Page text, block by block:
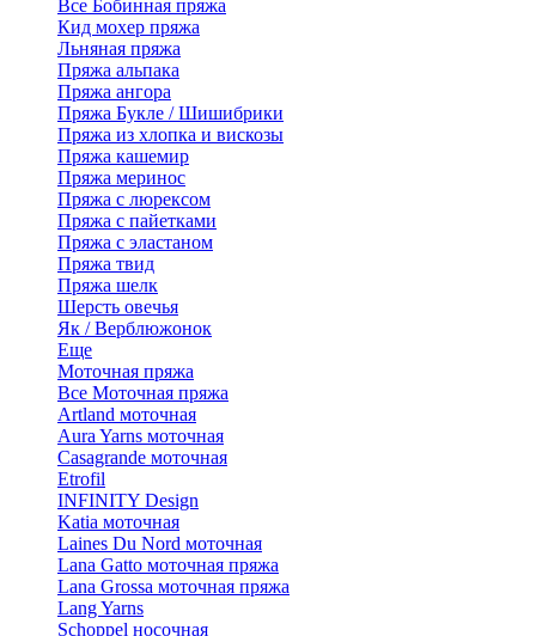
Все Бобинная пряжа
Кид мохер пряжа
Льняная пряжа
Пряжа альпака
Пряжа ангора
Пряжа Букле / Шишибрики
Пряжа из хлопка и вискозы
Пряжа кашемир
Пряжа меринос
Пряжа с люрексом
Пряжа с пайетками
Пряжа с эластаном
Пряжа твид
Пряжа шелк
Шерсть овечья
Як / Верблюжонок
Еще
Моточная пряжа
Все Моточная пряжа
Artland моточная
Aura Yarns моточная
Casagrande моточная
Etrofil
INFINITY Design
Katia моточная
Laines Du Nord моточная
Lana Gatto моточная пряжа
Lana Grossa моточная пряжа
Lang Yarns
Schoppel носочная